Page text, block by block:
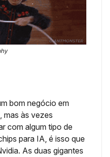
bom negócio em
mas às vezes
com algum tipo de
para IA, é isso que
As duas gigantes